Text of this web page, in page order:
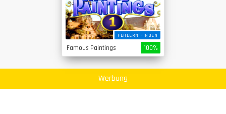
FEHLERN FINDEN
Famous Paintings 100%
Werbung